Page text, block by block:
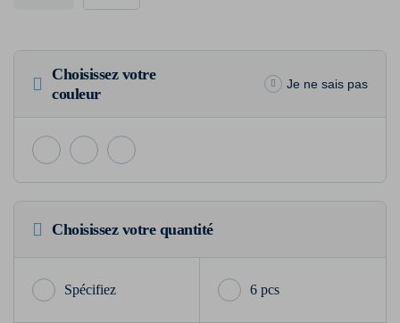
Choisissez votre
couleur
Je ne sais pas
Choisissez votre quantité
6 pcs